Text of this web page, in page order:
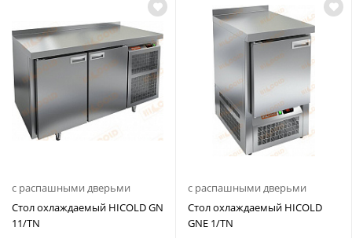
с распашными дверьми
Стол охлаждаемый HICOLD GN
11/TN
с распашными дверьми
Стол охлаждаемый HICOLD
GNE 1/TN